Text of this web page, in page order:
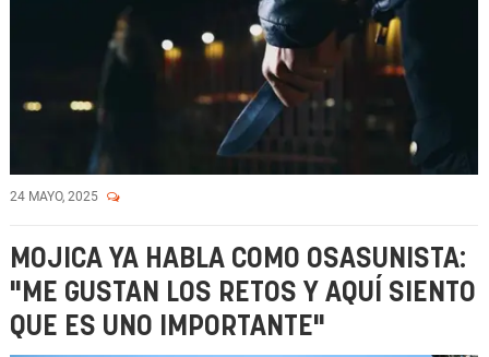
24 MAYO, 2025
MOJICA YA HABLA COMO OSASUNISTA:
"ME GUSTAN LOS RETOS Y AQUÍ SIENTO
QUE ES UNO IMPORTANTE"